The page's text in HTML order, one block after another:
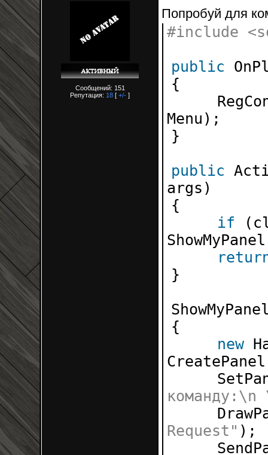
Сообщений: 151
Репутация: 18 [ +/- ]
Попробуй для
#include
public
{
}
public
{
if
}
{
new
Request"